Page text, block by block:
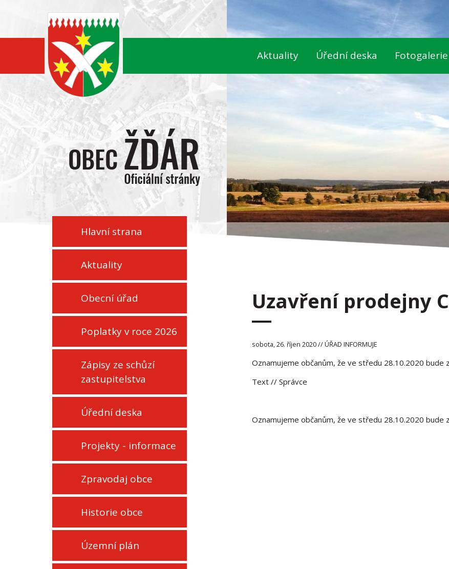
Aktuality Úřední deska Fotogalerie
Hlavní strana
Aktuality
Obecní úřad
Poplatky v roce 2026
Zápisy ze schůzí
zastupitelstva
Úřední deska
Projekty - informace
Zpravodaj obce
Historie obce
Územní plán
Uzavření prodejny
sobota, 26. říjen 2020 // ÚŘAD INFORMUJE
Oznamujeme občanům, že ve středu 28.10.2020
Text // Správce
Oznamujeme občanům, že ve středu 28.10.2020